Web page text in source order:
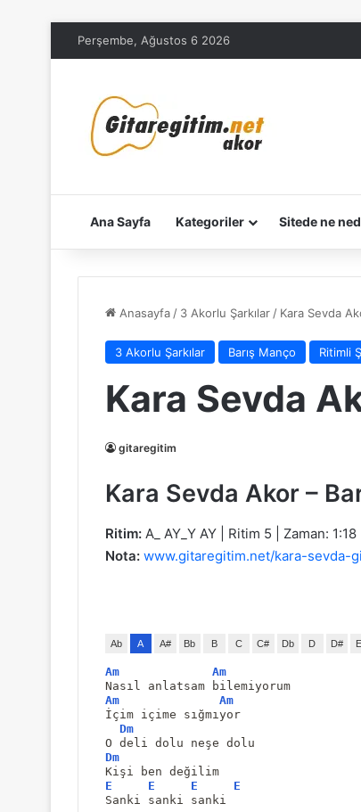
Perşembe, Ağustos 6 2026
Ana Sayfa Kategoriler Sitede ne
Anasayfa / 3 Akorlu Şarkılar / Kara Sevda
3 Akorlu Şarkılar Barış Manço Ritimli
Kara Sevda
gitaregitim
Kara Sevda Akor –
Ritim: A_ AY_Y AY | Ritim 5 | Zaman: 1:18
Nota: www.gitaregitim.net/kara-sevda-
Ab A A# Bb B C C# Db D D#
Am
Am
Nasıl anlatsam bilemiyorum
Am
Am
İçim içime sığmıyor
Dm
O deli dolu neşe dolu
Dm
Kişi ben değilim
E
E E
E
Sanki sanki sanki